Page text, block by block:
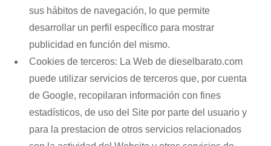
sus hábitos de navegación, lo que permite
desarrollar un perfil específico para mostrar
publicidad en función del mismo.
Cookies de terceros: La Web de dieselbarato.com
puede utilizar servicios de terceros que, por cuenta
de Google, recopilaran información con fines
estadísticos, de uso del Site por parte del usuario y
para la prestacion de otros servicios relacionados